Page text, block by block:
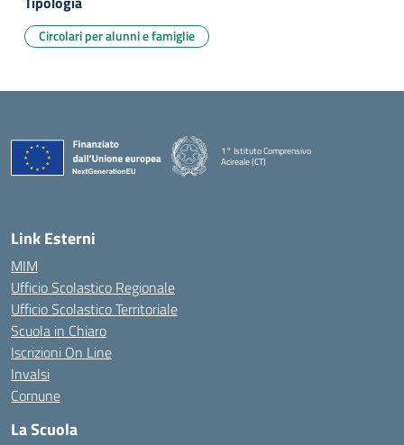
Circolari per alunni e famiglie
1° Istituto Comprensivo
Acireale (CT)
Link Esterni
MIM
Ufficio Scolastico Regionale
Ufficio Scolastico Territoriale
Scuola in Chiaro
Iscrizioni On Line
Invalsi
Comune
La Scuola